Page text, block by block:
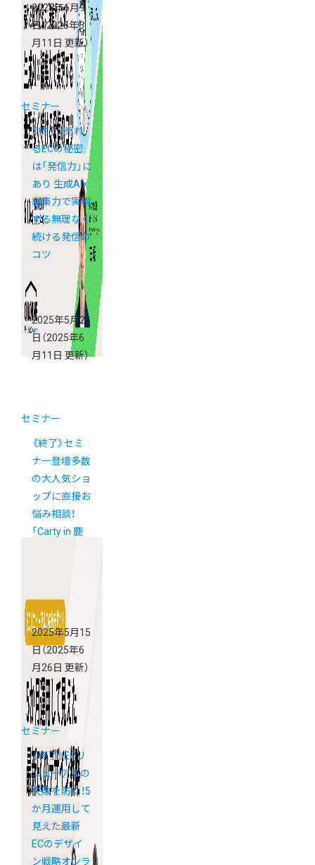
2025年6月9
日（2025年6
月11日 更新）
セミナー
《終了》売れ
るECの秘密
は「発信力」に
あり 生成AI×
編集力で実現
する無理なく
続ける発信の
コツ
2025年5月26
日 （2025年6
月11日 更新）
セミナー
《終了》セミ
ナー登壇多数
の大人気ショ
ップに直接お
悩み相談！
「Carty in 鹿
2025年5月15
日 （2025年6
月26日 更新）
セミナー
《終了》ECリ
ニューアルの
失敗を防ぐ！5
か月運用して
見えた最新
ECのデザイ
ン戦略オンラ